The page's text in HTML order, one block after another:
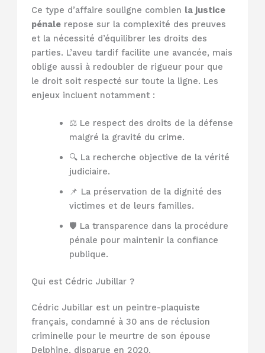
Ce type d’affaire souligne combien la justice
pénale repose sur la complexité des preuves
et la nécessité d’équilibrer les droits des
parties. L’aveu tardif facilite une avancée, mais
oblige aussi à redoubler de rigueur pour que
le droit soit respecté sur toute la ligne. Les
enjeux incluent notamment :
⚖️ Le respect des droits de la défense
malgré la gravité du crime.
🔍 La recherche objective de la vérité
judiciaire.
📌 La préservation de la dignité des
victimes et de leurs familles.
🛡️ La transparence dans la procédure
pénale pour maintenir la confiance
publique.
Qui est Cédric Jubillar ?
Cédric Jubillar est un peintre-plaquiste
français, condamné à 30 ans de réclusion
criminelle pour le meurtre de son épouse
Delphine, disparue en 2020.